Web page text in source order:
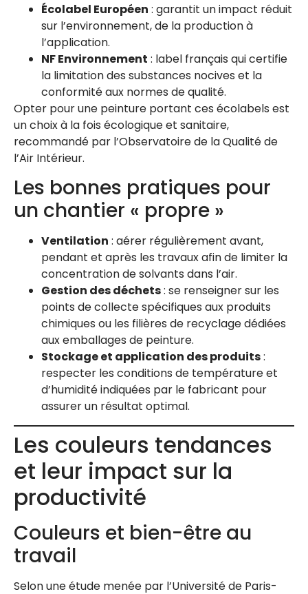
Écolabel Européen : garantit un impact réduit
sur l’environnement, de la production à
l’application.
NF Environnement : label français qui certifie
la limitation des substances nocives et la
conformité aux normes de qualité.
Opter pour une peinture portant ces écolabels est
un choix à la fois écologique et sanitaire,
recommandé par l’Observatoire de la Qualité de
l’Air Intérieur.
Les bonnes pratiques pour
un chantier « propre »
Ventilation : aérer régulièrement avant,
pendant et après les travaux afin de limiter la
concentration de solvants dans l’air.
Gestion des déchets: se renseigner sur les
points de collecte spécifiques aux produits
chimiques ou les filières de recyclage dédiées
aux emballages de peinture.
Stockage et application des produits:
respecter les conditions de température et
d’humidité indiquées par le fabricant pour
assurer un résultat optimal.
Les couleurs tendances
et leur impact sur la
productivité
Couleurs et bien-être au
travail
Selon une étude menée par l’Université de Paris-